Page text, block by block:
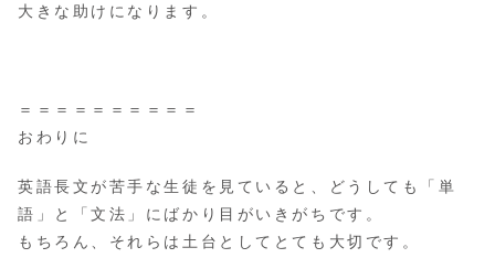
大きな助けになります。
＝＝＝＝＝＝＝＝＝＝
おわりに
英語長文が苦手な生徒を見ていると、どうしても「単
語」と「文法」にばかり目がいきがちです。
もちろん、それらは土台としてとても大切です。